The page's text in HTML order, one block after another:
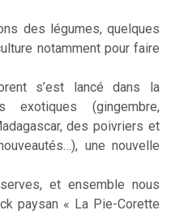
des légumes, quelques
notamment pour faire
s’est lancé dans la
exotiques (gingembre,
des poivriers et
une nouvelle
et ensemble nous
paysan « La Pie-Corette